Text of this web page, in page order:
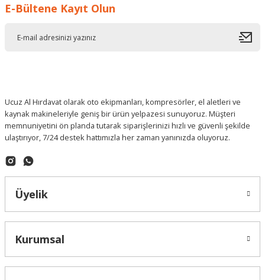
Deneyimini Paylaş
E-Bültene Kayıt Olun
Ucuz Al Hırdavat olarak oto ekipmanları, kompresörler, el aletleri ve
kaynak makineleriyle geniş bir ürün yelpazesi sunuyoruz. Müşteri
memnuniyetini ön planda tutarak siparişlerinizi hızlı ve güvenli şekilde
ulaştırıyor, 7/24 destek hattımızla her zaman yanınızda oluyoruz.
Üyelik
Kurumsal